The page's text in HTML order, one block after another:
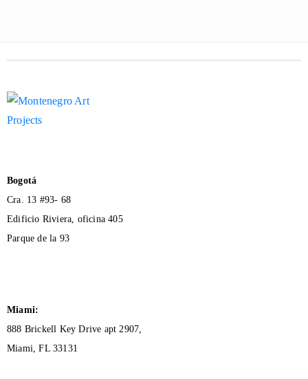
Bogotá
Cra. 13 #93- 68
Edificio Riviera, oficina 405
Parque de la 93
Miami:
888 Brickell Key Drive apt 2907,
Miami, FL 33131